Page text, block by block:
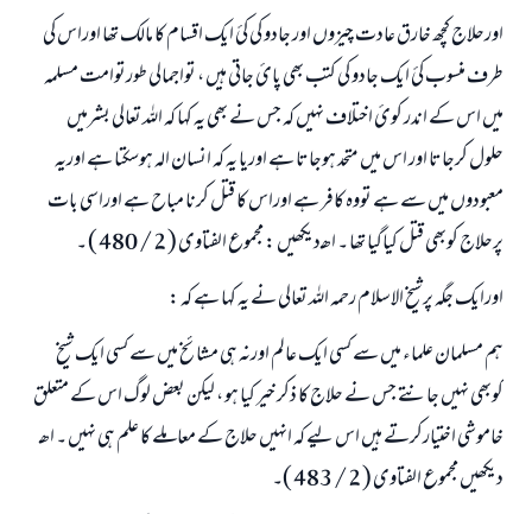
اورحلاج کچھ خارق عادت چیزوں اور جادو کی کئ ایک اقسام کا مالک تھا اوراس کی
طرف منسوب کئ ایک جادو کی کتب بھی پائ جاتی ہیں ، تواجمالی طورتوامت مسلمہ
میں اس کے اندر کوئ اختلاف نہيں کہ جس نے بھی یہ کہا کہ اللہ تعالی بشرمیں
حلول کرجاتا اور اس میں متحد ہوجاتا ہے اوریا یہ کہ انسان الہ ہوسکتا ہے اوریہ
معبودوں میں سے ہے تووہ کافر ہے اوراس کا قتل کرنا مباح ہے اوراسی بات
پرحلاج کوبھی قتل کیاگیا تھا ۔ اھـ دیکھیں : مجموع الفتاوی ( 2 / 480 ) ۔
اورایک جگہ پرشیخ الاسلام رحمہ اللہ تعالی نے یہ کہا ہے کہ :
ہم مسلمان علماء میں سے کسی ایک عالم اورنہ ہی مشائخ میں سے کسی ایک شیخ
کوبھی نہیں جانتے جس نے حلاج کا ذکر خیر کیا ہو ، لیکن بعض لوگ اس کے متعلق
خاموشی اختیارکرتے ہيں اس لیے کہ انہیں حلاج کے معاملے کا علم ہی نہیں ۔ اھـ
دیکھیں مجموع الفتاوی ( 2 / 483 )۔